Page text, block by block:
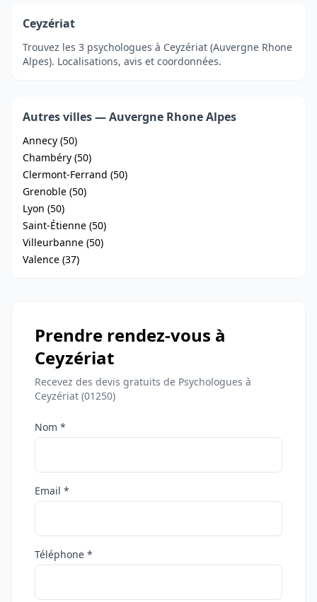
Ceyzériat
Trouvez les 3 psychologues à Ceyzériat (Auvergne Rhone
Alpes). Localisations, avis et coordonnées.
Autres villes — Auvergne Rhone Alpes
Annecy (50)
Chambéry (50)
Clermont-Ferrand (50)
Grenoble (50)
Lyon (50)
Saint-Étienne (50)
Villeurbanne (50)
Valence (37)
Prendre rendez-vous à
Ceyzériat
Recevez des devis gratuits de Psychologues à
Ceyzériat (01250)
Nom *
Email *
Téléphone *